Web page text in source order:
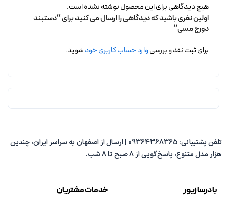
هیچ دیدگاهی برای این محصول نوشته نشده است.
اولین نفری باشید که دیدگاهی را ارسال می کنید برای “دستبند
دورج مسی”
برای ثبت نقد و بررسیوارد حساب کاربری خودشوید.
تلفن پشتیبانی: 09364368365 | ارسال از اصفهان به سراسر ایران، چندین
هزار مدل متنوع، پاسخ‌گویی از 8 صبح تا 8 شب.
با درسا زیور خدمات مشتریان